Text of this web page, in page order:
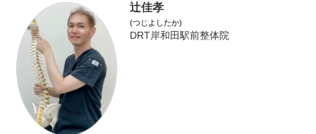
辻佳孝
(つじよしたか)
DRT岸和田駅前整体院